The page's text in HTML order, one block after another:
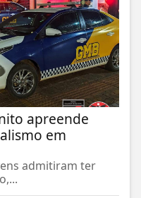
apreende
em
admitiram ter